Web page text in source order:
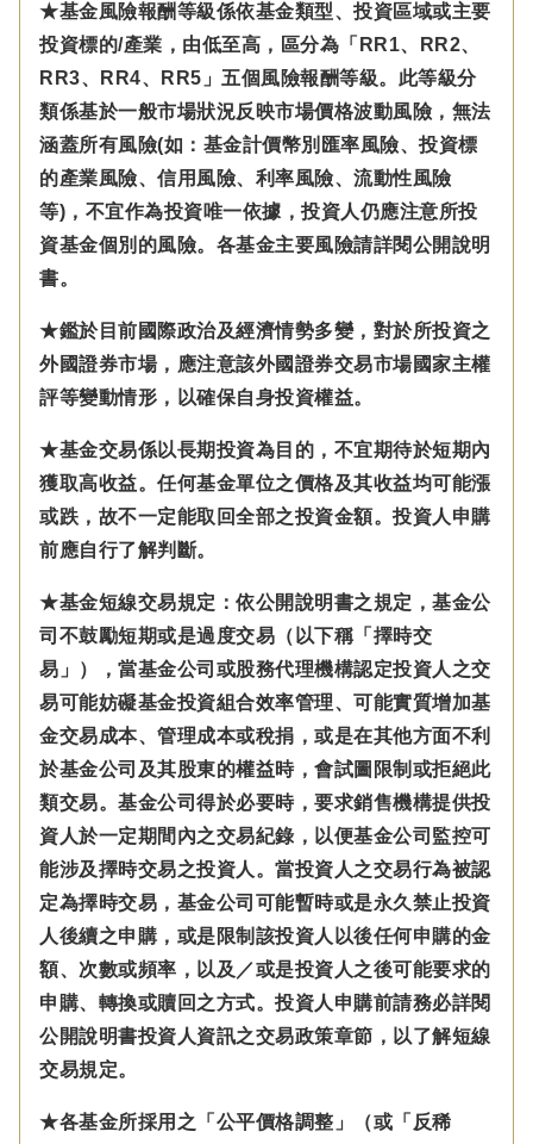
★基金風險報酬等級係依基金類型、投資區域或主要
投資標的/產業，由低至高，區分為「RR1、RR2、
RR3、RR4、RR5」五個風險報酬等級。此等級分
類係基於一般市場狀況反映市場價格波動風險，無法
涵蓋所有風險(如：基金計價幣別匯率風險、投資標
的產業風險、信用風險、利率風險、流動性風險
等)，不宜作為投資唯一依據，投資人仍應注意所投
資基金個別的風險。各基金主要風險請詳閱公開說明
書。
★鑑於目前國際政治及經濟情勢多變，對於所投資之
外國證券市場，應注意該外國證券交易市場國家主權
評等變動情形，以確保自身投資權益。
★基金交易係以長期投資為目的，不宜期待於短期內
獲取高收益。任何基金單位之價格及其收益均可能漲
或跌，故不一定能取回全部之投資金額。投資人申購
前應自行了解判斷。
★基金短線交易規定：依公開說明書之規定，基金公
司不鼓勵短期或是過度交易（以下稱「擇時交
易」），當基金公司或股務代理機構認定投資人之交
易可能妨礙基金投資組合效率管理、可能實質增加基
金交易成本、管理成本或稅捐，或是在其他方面不利
於基金公司及其股東的權益時，會試圖限制或拒絕此
類交易。基金公司得於必要時，要求銷售機構提供投
資人於一定期間內之交易紀錄，以便基金公司監控可
能涉及擇時交易之投資人。當投資人之交易行為被認
定為擇時交易，基金公司可能暫時或是永久禁止投資
人後續之申購，或是限制該投資人以後任何申購的金
額、次數或頻率，以及／或是投資人之後可能要求的
申購、轉換或贖回之方式。投資人申購前請務必詳閱
公開說明書投資人資訊之交易政策章節，以了解短線
交易規定。
★各基金所採用之「公平價格調整」（或「反稀